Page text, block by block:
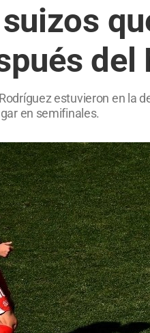
del
estuvieron en la
en semifinales.